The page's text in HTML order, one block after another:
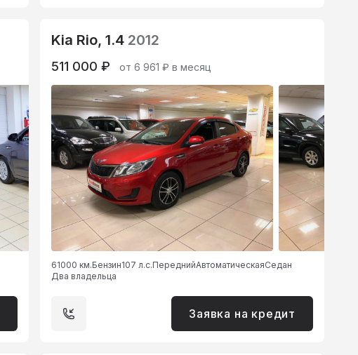
Kia Rio, 1.4 2012
511 000 ₽ от 6 961 ₽ в месяц
61000 км.Бензин107 л.с.ПереднийАвтоматическаяСедан
Два владельца
Заявка на кредит